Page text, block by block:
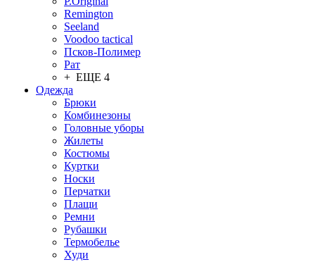
Remington
Seeland
Voodoo tactical
Псков-Полимер
Рат
+ ЕЩЕ 4
Одежда
Брюки
Комбинезоны
Головные уборы
Жилеты
Костюмы
Куртки
Носки
Перчатки
Плащи
Ремни
Рубашки
Термобелье
Худи